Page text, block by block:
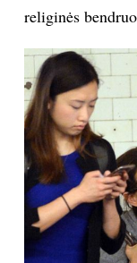
religinės